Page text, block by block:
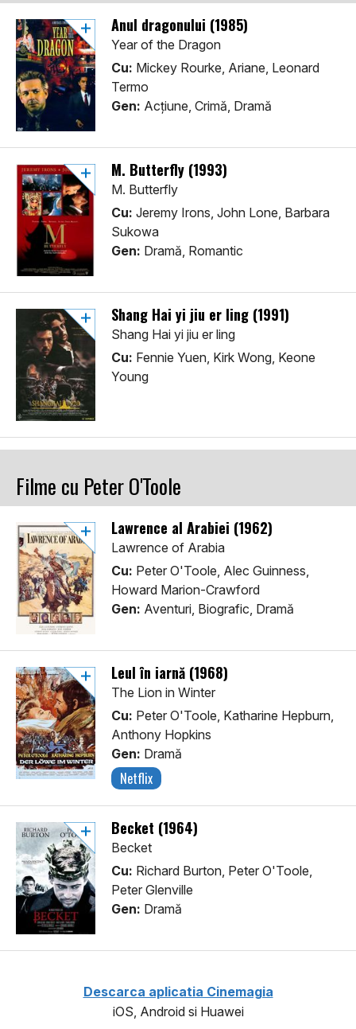
Anul dragonului (1985)
Year of the Dragon
Cu: Mickey Rourke, Ariane, Leonard
Termo
Gen: Acţiune, Crimă, Dramă
M. Butterfly (1993)
M. Butterfly
Cu: Jeremy Irons, John Lone, Barbara
Sukowa
Gen: Dramă, Romantic
Shang Hai yi jiu er ling (1991)
Shang Hai yi jiu er ling
Cu: Fennie Yuen, Kirk Wong, Keone
Young
Filme cu Peter O'Toole
Lawrence al Arabiei (1962)
Lawrence of Arabia
Cu: Peter O'Toole, Alec Guinness,
Howard Marion-Crawford
Gen: Aventuri, Biografic, Dramă
Leul în iarnă (1968)
The Lion in Winter
Cu: Peter O'Toole, Katharine Hepburn,
Anthony Hopkins
Gen: Dramă
Netflix
Becket (1964)
Becket
Cu: Richard Burton, Peter O'Toole,
Peter Glenville
Gen: Dramă
Descarca aplicatia Cinemagia
iOS, Android si Huawei